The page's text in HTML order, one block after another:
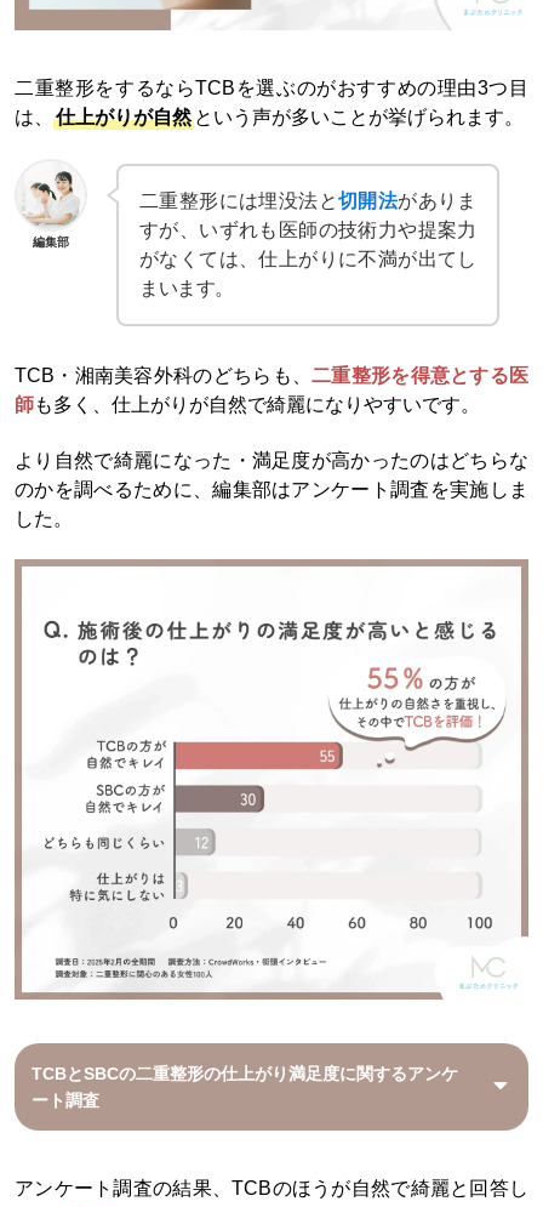
二重整形をするならTCBを選ぶのがおすすめの理由3つ目
は、
仕上がりが自然 という声が多いことが挙げられます。
編集部
二重整形には埋没法と切開法がありま
すが、いずれも医師の技術力や提案力
がなくては、仕上がりに不満が出てし
まいます。
TCB・湘南美容外科のどちらも、二重整形を得意とする医
師も多く、仕上がりが自然で綺麗になりやすいです。
より自然で綺麗になった・満足度が高かったのはどちらな
のかを調べるために、編集部はアンケート調査を実施しま
した。
TCBとSBCの二重整形の仕上がり満足度に関するアンケ
ート調査
アンケート調査の結果、TCBのほうが自然で綺麗と回答し